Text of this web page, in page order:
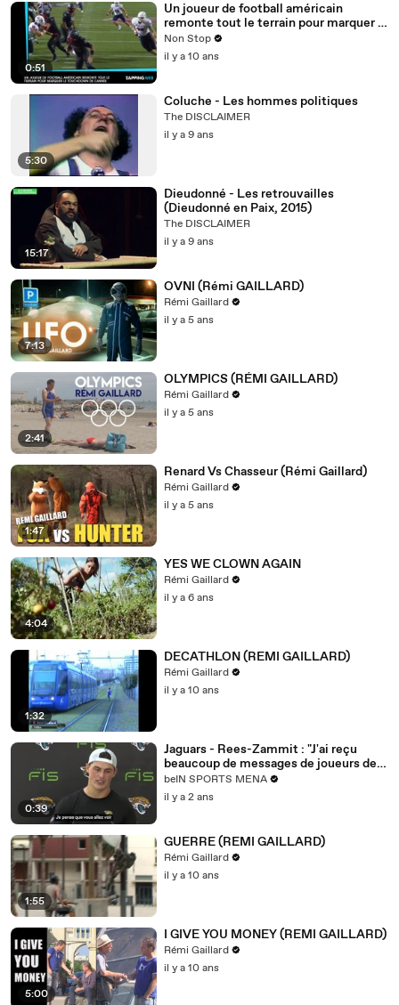
0:51
Un joueur de football américain
remonte tout le terrain pour marquer le
touchdown de l’année (vidéo)
Non Stop
il y a 10 ans
5:30
Coluche - Les hommes politiques
The DISCLAIMER
il y a 9 ans
15:17
Dieudonné - Les retrouvailles
(Dieudonné en Paix, 2015)
The DISCLAIMER
il y a 9 ans
7:13
OVNI (Rémi GAILLARD)
Rémi Gaillard
il y a 5 ans
2:41
OLYMPICS (RÉMI GAILLARD)
Rémi Gaillard
il y a 5 ans
1:47
Renard Vs Chasseur (Rémi Gaillard)
Rémi Gaillard
il y a 5 ans
4:04
YES WE CLOWN AGAIN
Rémi Gaillard
il y a 6 ans
1:32
DECATHLON (REMI GAILLARD)
Rémi Gaillard
il y a 10 ans
0:39
Jaguars - Rees-Zammit : "J'ai reçu
beaucoup de messages de joueurs de
rugby"
beIN SPORTS MENA
il y a 2 ans
1:55
GUERRE (REMI GAILLARD)
Rémi Gaillard
il y a 10 ans
5:00
I GIVE YOU MONEY (REMI GAILLARD)
Rémi Gaillard
il y a 10 ans